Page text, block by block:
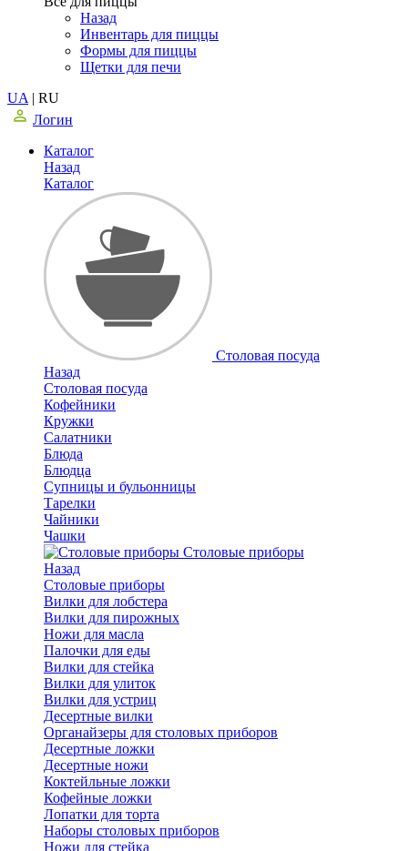
Назад
Инвентарь для пиццы
Формы для пиццы
Щетки для печи
UA | RU
Логин
Каталог
Назад
Каталог
Столовая посуда
Назад
Столовая посуда
Кофейники
Кружки
Салатники
Блюда
Блюдца
Супницы и бульонницы
Тарелки
Чайники
Чашки
Cтоловые приборы
Назад
Cтоловые приборы
Вилки для лобстера
Вилки для пирожных
Ножи для масла
Палочки для еды
Вилки для стейка
Вилки для улиток
Вилки для устриц
Десертные вилки
Органайзеры для столовых приборов
Десертные ложки
Десертные ножи
Коктейльные ложки
Кофейные ложки
Лопатки для торта
Наборы столовых приборов
Ножи для стейка